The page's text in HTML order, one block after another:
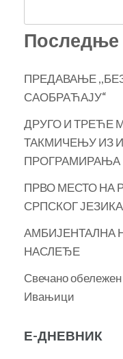
Последње
ПРЕДАВАЊЕ
САОБРАЋАЈУ“
ДРУГО И ТРЕЋЕ
ТАКМИЧЕЊУ ИЗ
ПРОГРАМИРАЊА
ПРВО МЕСТО НА
СРПСКОГ ЈЕЗИКА
АМБИЈЕНТАЛНА
НАСЛЕЂЕ
Свечано обележен
Ивањици
Е-ДНЕВНИК